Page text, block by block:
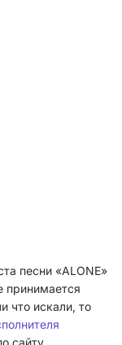
песни «ALONE»
принимается
что искали, то
сайту.